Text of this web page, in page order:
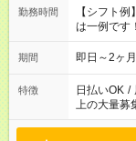
勤務時間
【シフト例
は一例です
期間 即日～2ヶ
特徴 日払いOK /
上の大量募